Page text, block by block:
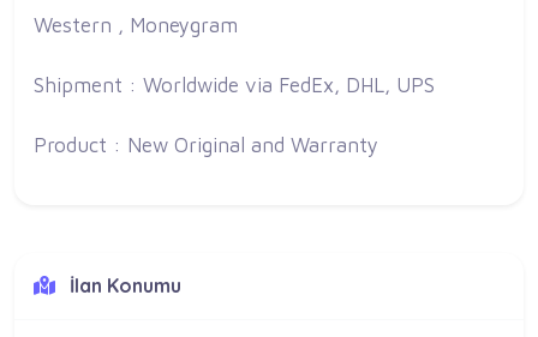
Western , Moneygram
Shipment : Worldwide via FedEx, DHL, UPS
Product : New Original and Warranty
İlan Konumu